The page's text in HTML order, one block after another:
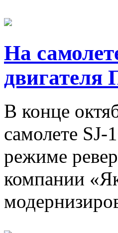
На
двигателя
В конце
самолете
режиме
компании